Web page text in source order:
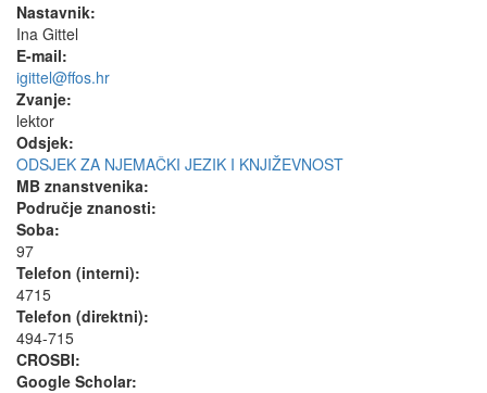
Nastavnik:
Ina Gittel
E-mail:
igittel@ffos.hr
Zvanje:
lektor
Odsjek:
ODSJEK ZA NJEMAČKI JEZIK I KNJIŽEVNOST
MB znanstvenika:
Područje znanosti:
Soba:
97
Telefon (interni):
4715
Telefon (direktni):
494-715
CROSBI:
Google Scholar: